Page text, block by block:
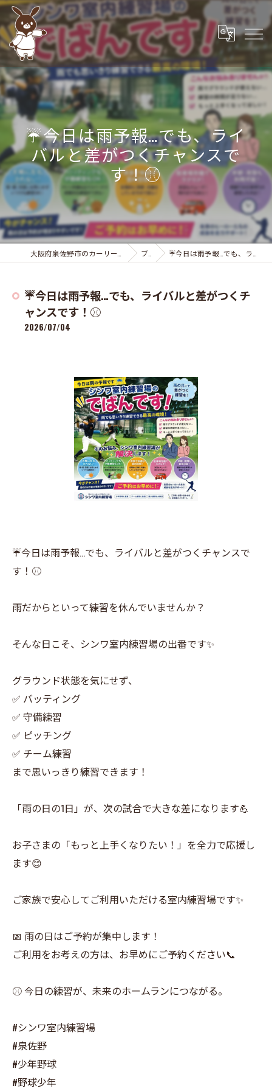
☔️今日は雨予報…でも、ライ
バルと差がつくチャンスで
す！⚾️
ブログ ☔️今日は雨予報…でも、ライバルと差がつくチャンスです！⚾️
☔️今日は雨予報…でも、ライバルと差がつくチ
ャンスです！⚾️
2026/07/04
☔️今日は雨予報…でも、ライバルと差がつくチャンスで
す！⚾️
雨だからといって練習を休んでいませんか？
そんな日こそ、シンワ室内練習場の出番です✨
グラウンド状態を気にせず、
✅ バッティング
✅ 守備練習
✅ ピッチング
✅ チーム練習
まで思いっきり練習できます！
「雨の日の1日」が、次の試合で大きな差になります💪
お子さまの「もっと上手くなりたい！」を全力で応援し
ます😊
ご家族で安心してご利用いただける室内練習場です✨
📅 雨の日はご予約が集中します！
ご利用をお考えの方は、お早めにご予約ください📞
⚾️ 今日の練習が、未来のホームランにつながる。
#シンワ室内練習場
#泉佐野
#少年野球
#野球少年